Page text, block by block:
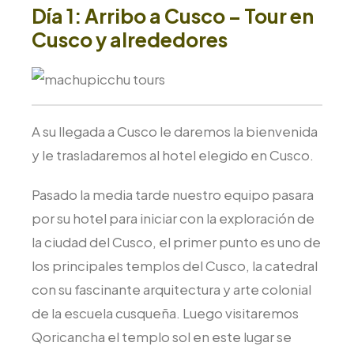
Día 1: Arribo a Cusco – Tour en
Cusco y alrededores
A su llegada a Cusco le daremos la bienvenida
y le trasladaremos al hotel elegido en Cusco.
Pasado la media tarde nuestro equipo pasara
por su hotel para iniciar con la exploración de
la ciudad del Cusco, el primer punto es uno de
los principales templos del Cusco, la catedral
con su fascinante arquitectura y arte colonial
de la escuela cusqueña. Luego visitaremos
Qoricancha el templo sol en este lugar se